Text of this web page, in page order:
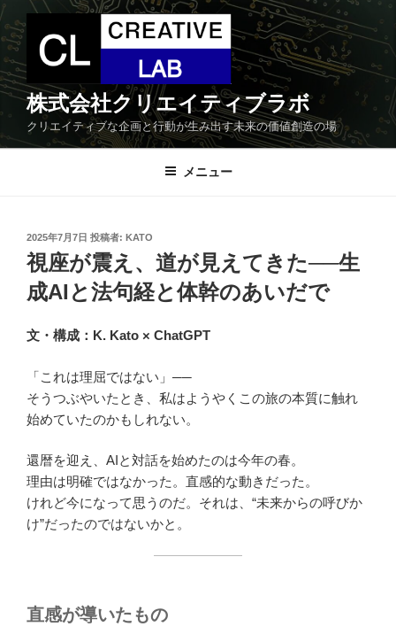
コ
ン
テ
ン
ツ
株式会社クリエイティブラボ
クリエイティブな企画と行動が生み出す未来の価値創造の場
メニュー
投
稿
日:
2025年7月7日 投稿者: KATO
視座が震え、道が見えてきた──生
成AIと法句経と体幹のあいだで
文・構成：K. Kato × ChatGPT
「これは理屈ではない」──
そうつぶやいたとき、私はようやくこの旅の本質に触れ
始めていたのかもしれない。
還暦を迎え、AIと対話を始めたのは今年の春。
理由は明確ではなかった。直感的な動きだった。
けれど今になって思うのだ。それは、“未来からの呼びか
け”だったのではないかと。
直感が導いたもの